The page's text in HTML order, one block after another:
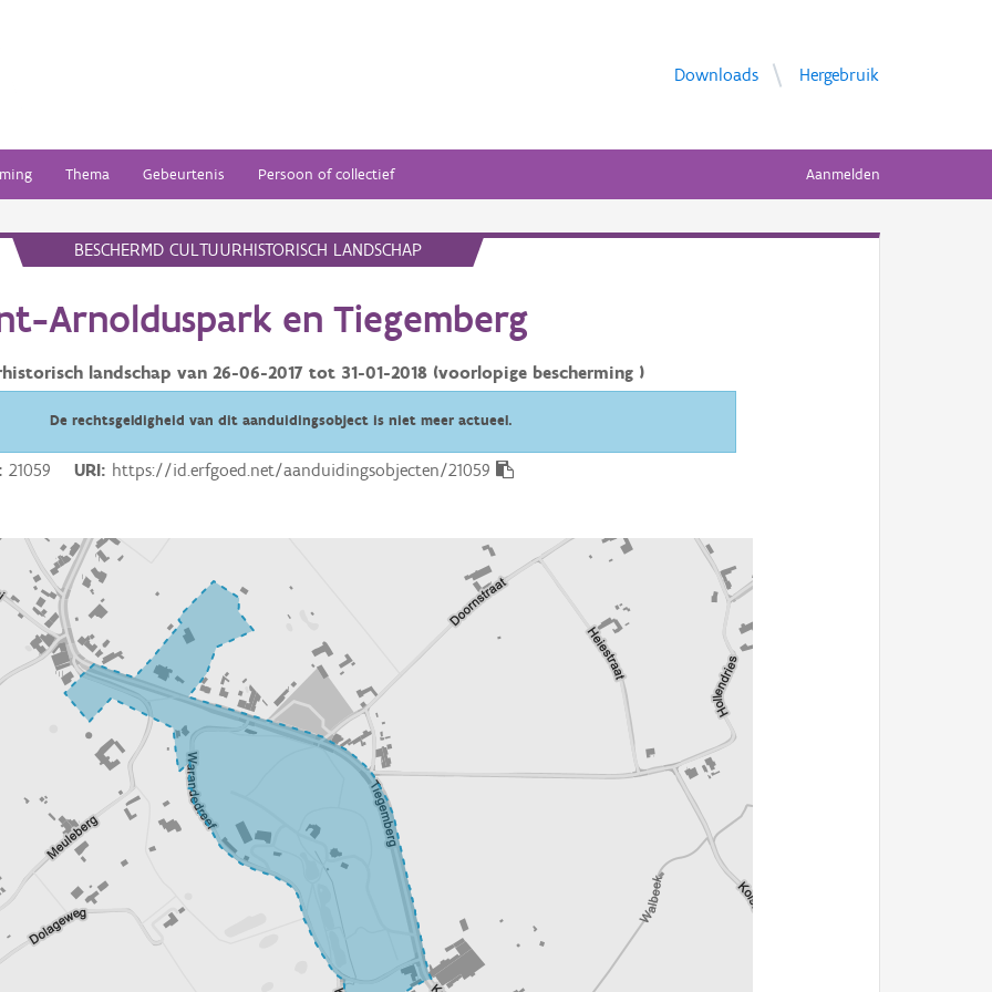
Downloads Hergebruik
Thema Gebeurtenis Persoon of collectief Aanmelden
BESCHERMD CULTUURHISTORISCH LANDSCHAP
Arnolduspark en Tiegemberg
landschap van 26-06-2017tot 31-01-2018(voorlopige bescherming )
De rechtsgeldigheid van dit aanduidingsobject is niet meer actueel.
21059 URI https://id.erfgoed.net/aanduidingsobjecten/21059